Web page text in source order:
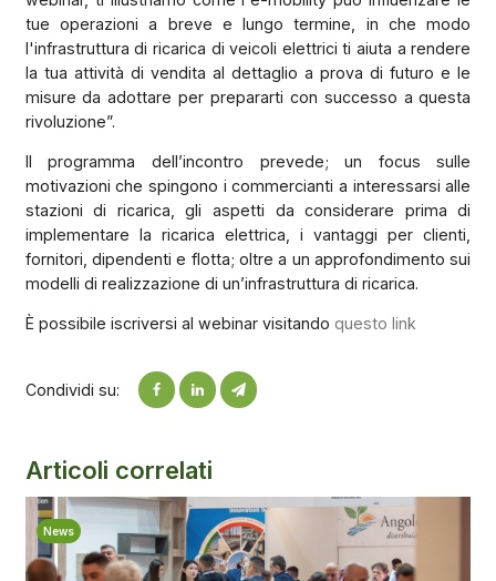
tue operazioni a breve e lungo termine, in che modo
l'infrastruttura di ricarica di veicoli elettrici ti aiuta a rendere
la tua attività di vendita al dettaglio a prova di futuro e le
misure da adottare per prepararti con successo a questa
rivoluzione”.
Il programma dell’incontro prevede; un focus sulle
motivazioni che spingono i commercianti a interessarsi alle
stazioni di ricarica, gli aspetti da considerare prima di
implementare la ricarica elettrica, i vantaggi per clienti,
fornitori, dipendenti e flotta; oltre a un approfondimento sui
modelli di realizzazione di un’infrastruttura di ricarica.
È possibile iscriversi al webinar visitando questo link
Condividi su:
Articoli correlati
News